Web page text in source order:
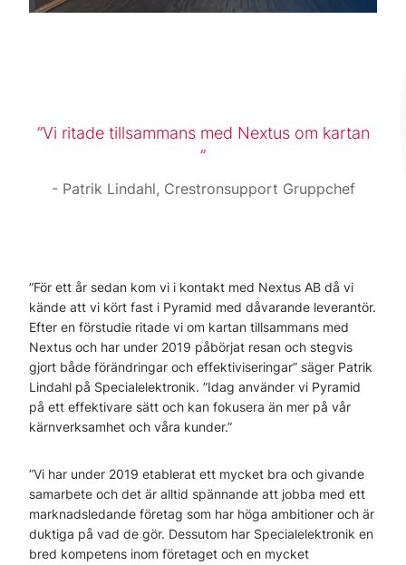
Vi ritade tillsammans med Nextus om kartan
Patrik Lindahl, Crestronsupport Gruppchef
”För ett år sedan kom vi i kontakt med Nextus AB då vi
kände att vi kört fast i Pyramid med dåvarande leverantör.
Efter en förstudie ritade vi om kartan tillsammans med
Nextus och har under 2019 påbörjat resan och stegvis
gjort både förändringar och effektiviseringar” säger Patrik
Lindahl på Specialelektronik. ”Idag använder vi Pyramid
på ett effektivare sätt och kan fokusera än mer på vår
kärnverksamhet och våra kunder.”
”Vi har under 2019 etablerat ett mycket bra och givande
samarbete och det är alltid spännande att jobba med ett
marknadsledande företag som har höga ambitioner och är
duktiga på vad de gör. Dessutom har Specialelektronik en
bred kompetens inom företaget och en mycket